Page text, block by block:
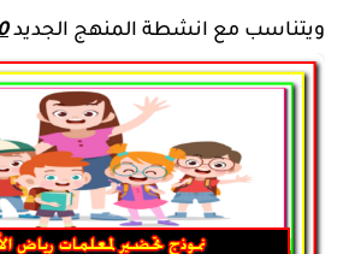
ويتناسب مع انشطة المنهج الجديد